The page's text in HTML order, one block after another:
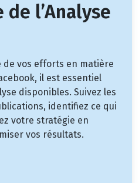
de l’Analyse
de vos efforts en matière
il est essentiel
disponibles. Suivez les
identifiez ce qui
votre stratégie en
vos résultats.